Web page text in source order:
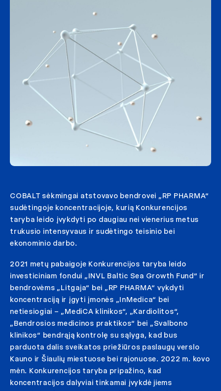
COBALT sėkmingai atstovavo bendrovei „RP PHARMA“
sudėtingoje koncentracijoje, kurią Konkurencijos
taryba leido įvykdyti po daugiau nei vienerius metus
trukusio intensyvaus ir sudėtingo teisinio bei
ekonominio darbo.
2021 metų pabaigoje Konkurencijos taryba leido
investiciniam fondui „INVL Baltic Sea Growth Fund“ ir
bendrovėms „Litgaja“ bei „RP PHARMA“ vykdyti
koncentraciją ir įgyti įmonės „InMedica“ bei
netiesiogiai – „MediCA klinikos“, „Kardiolitos“,
„Bendrosios medicinos praktikos“ bei „Svalbono
klinikos“ bendrąją kontrolę su sąlyga, kad bus
parduota dalis sveikatos priežiūros paslaugų verslo
Kauno ir Šiaulių miestuose bei rajonuose. 2022 m. kovo
mėn. Konkurencijos taryba pripažino, kad
koncentracijos dalyviai tinkamai įvykdė jiems